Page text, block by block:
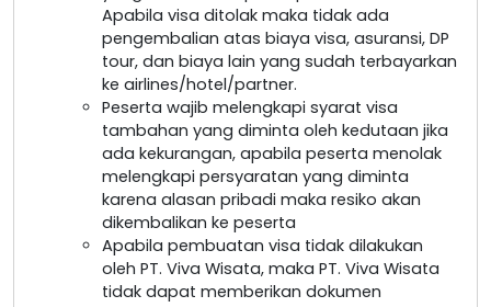
Apabila visa ditolak maka tidak ada
pengembalian atas biaya visa, asuransi, DP
tour, dan biaya lain yang sudah terbayarkan
ke airlines/hotel/partner.
Peserta wajib melengkapi syarat visa
tambahan yang diminta oleh kedutaan jika
ada kekurangan, apabila peserta menolak
melengkapi persyaratan yang diminta
karena alasan pribadi maka resiko akan
dikembalikan ke peserta
Apabila pembuatan visa tidak dilakukan
oleh PT. Viva Wisata, maka PT. Viva Wisata
tidak dapat memberikan dokumen